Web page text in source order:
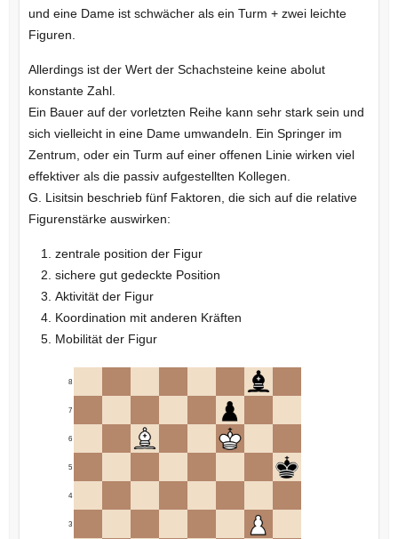
und eine Dame ist schwächer als ein Turm + zwei leichte
Figuren.
Allerdings ist der Wert der Schachsteine keine abolut
konstante Zahl.
Ein Bauer auf der vorletzten Reihe kann sehr stark sein und
sich vielleicht in eine Dame umwandeln. Ein Springer im
Zentrum, oder ein Turm auf einer offenen Linie wirken viel
effektiver als die passiv aufgestellten Kollegen.
G. Lisitsin beschrieb fünf Faktoren, die sich auf die relative
Figurenstärke auswirken:
zentrale position der Figur
sichere gut gedeckte Position
Aktivität der Figur
Koordination mit anderen Kräften
Mobilität der Figur
3
4
5
6
7
8